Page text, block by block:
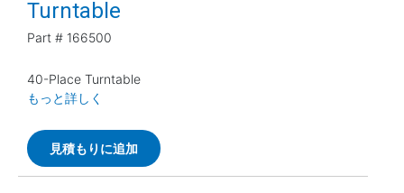
Turntable
Part # 166500
40-Place Turntable
もっと詳しく
見積もりに追加